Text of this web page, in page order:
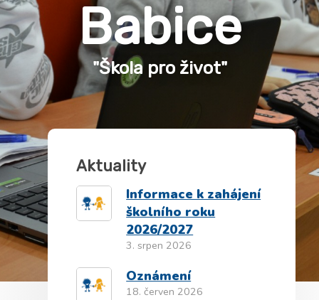
Babice
"Škola pro život"
Aktuality
Informace k zahájení
školního roku
2026/2027
3. srpen 2026
Oznámení
18. červen 2026